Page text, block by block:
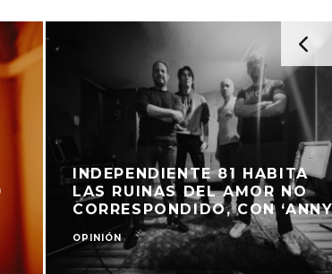
GAIA ENCUENTRA BELLEZA EN
EL CAOS NOCTURNO CON
‘SALÍ A BUSCARTE’
NOTICIAS